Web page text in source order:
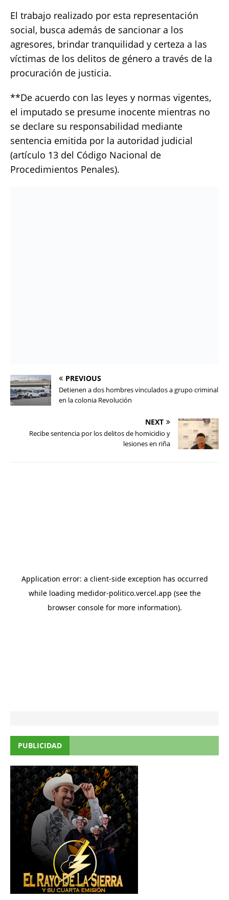
El trabajo realizado por esta representación
social, busca además de sancionar a los
agresores, brindar tranquilidad y certeza a las
víctimas de los delitos de género a través de la
procuración de justicia.
**De acuerdo con las leyes y normas vigentes,
el imputado se presume inocente mientras no
se declare su responsabilidad mediante
sentencia emitida por la autoridad judicial
(artículo 13 del Código Nacional de
Procedimientos Penales).
PREVIOUS
Detienen a dos hombres vinculados a grupo criminal
en la colonia Revolución
NEXT
Recibe sentencia por los delitos de homicidio y
lesiones en riña
PUBLICIDAD